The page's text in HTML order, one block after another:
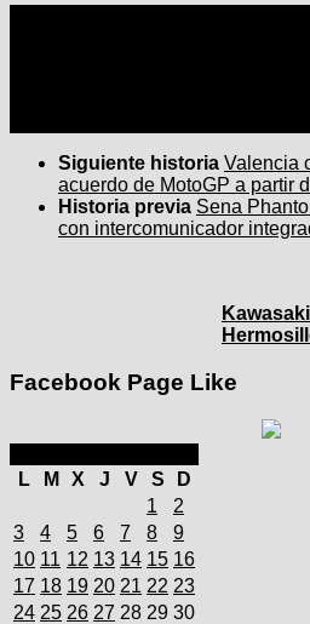
Siguiente historia Valencia
acuerdo de MotoGP a partir
Historia previa Sena
con intercomunicador
Kawasaki
Facebook Page Like
L
M X J V S
D
1
2
3
4 5 6 7 8
9
10 11 12 13 14 15 16
17 18 19 20 21 22 23
24 25 26 27 28 29 30